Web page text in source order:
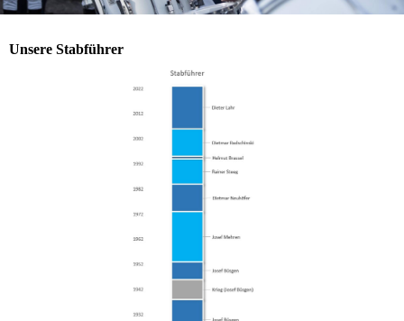
Unsere Stabführer